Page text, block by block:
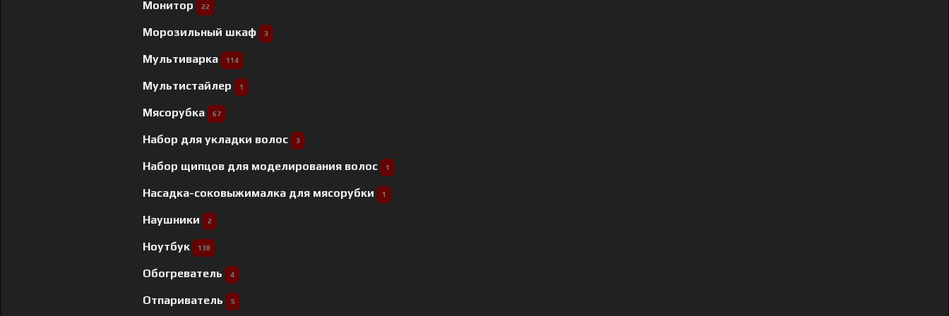
Монитор 22
Морозильный шкаф 3
Мультиварка 114
Мультистайлер 1
Мясорубка 67
Набор для укладки волос 3
Набор щипцов для моделирования волос 1
Насадка-соковыжималка для мясорубки 1
Наушники 2
Ноутбук 138
Обогреватель 4
Отпариватель 5